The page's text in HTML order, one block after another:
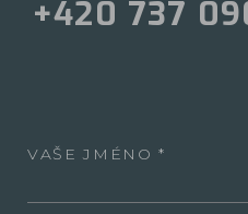
+420 737
VAŠE JMÉNO